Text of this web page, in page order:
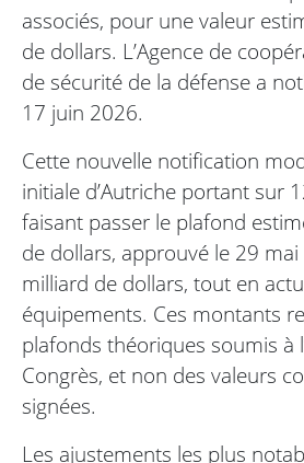
associés, pour une valeur
de dollars. L’Agence de
de sécurité de la défense a
17 juin 2026.
Cette nouvelle notification
initiale d’Autriche portant sur
faisant passer le plafond
de dollars, approuvé le 29
milliard de dollars, tout en
équipements. Ces montants
plafonds théoriques soumis à
Congrès, et non des valeurs
signées.
Les ajustements les plus